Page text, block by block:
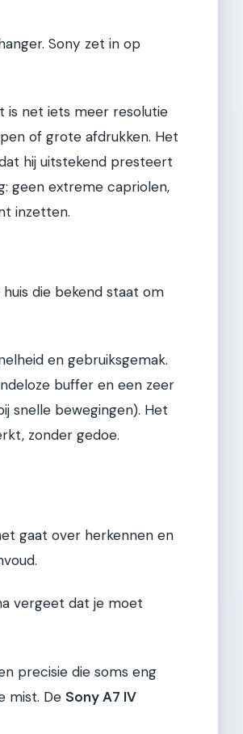
Sony zet in op
is net iets meer resolutie
of grote afdrukken. Het
hij uitstekend presteert
geen extreme capriolen,
inzetten.
die bekend staat om
en gebruiksgemak.
buffer en een zeer
snelle bewegingen). Het
zonder gedoe.
gaat over herkennen en
vergeet dat je moet
precisie die soms eng
mist. De Sony A7 IV